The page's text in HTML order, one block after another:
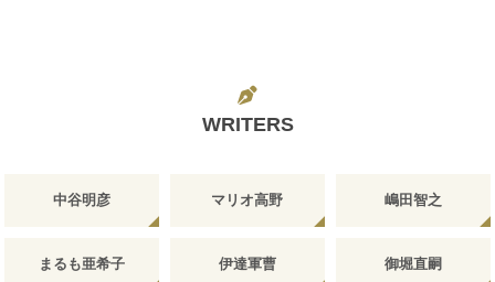
WRITERS
中谷明彦 マリオ高野 嶋田智之
まるも亜希子 伊達軍曹 御堀直嗣